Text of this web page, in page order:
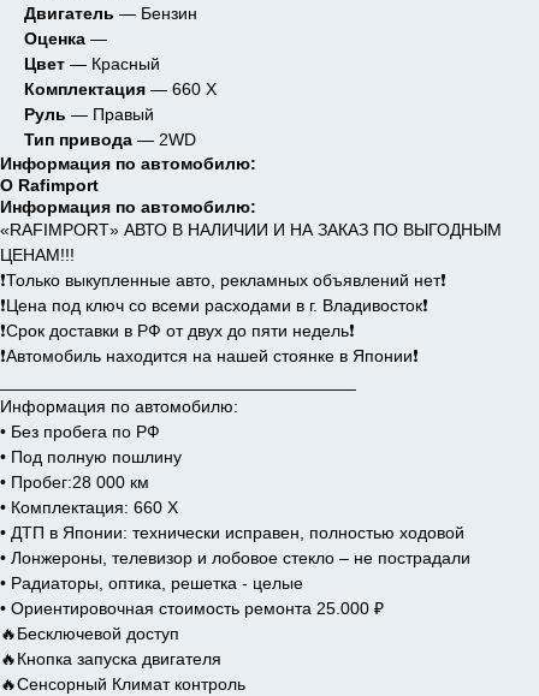
Двигатель — Бензин
Оценка —
Цвет — Красный
Комплектация — 660 X
Руль — Правый
Тип привода — 2WD
Информация по автомобилю:
О Rafimport
Информация по автомобилю:
«RAFIMPORT» АВТО В НАЛИЧИИ И НА ЗАКАЗ ПО ВЫГОДНЫМ
ЦЕНАМ!!!
❗️Только выкупленные авто, рекламных объявлений нет❗️
❗️Цена под ключ со всеми расходами в г. Владивосток❗️
❗️Срок доставки в РФ от двух до пяти недель❗️
❗️Автомобиль находится на нашей стоянке в Японии❗️
Информация по автомобилю:
• Без пробега по РФ
• Под полную пошлину
• Пробег:28 000 км
• Комплектация: 660 Х
• ДТП в Японии: технически исправен, полностью ходовой
• Лонжероны, телевизор и лобовое стекло – не пострадали
• Радиаторы, оптика, решетка - целые
• Ориентировочная стоимость ремонта 25.000 ₽
🔥Бесключевой доступ
🔥Кнопка запуска двигателя
🔥Сенсорный Климат контроль